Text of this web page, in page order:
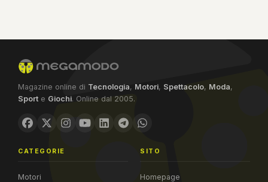
Magazine online di Tecnologia, Motori, Spettacolo, Moda,
Sport e Giochi. Online dal 2005.
CATEGORIE
Motori
SITO
Homepage